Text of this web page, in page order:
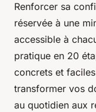
Renforcer sa
réservée à une
accessible à
pratique en 20
concrets et
transformer vos
au quotidien aux